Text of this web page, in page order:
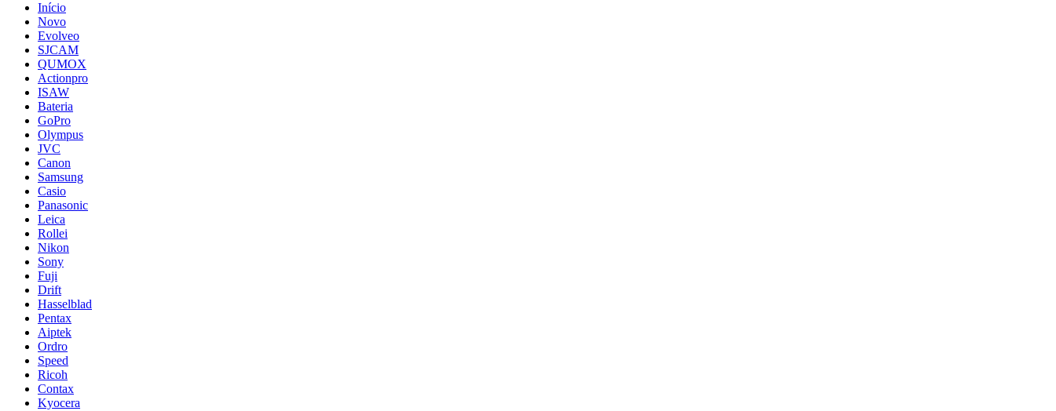
Início
Novo
Evolveo
SJCAM
QUMOX
Actionpro
ISAW
Bateria
GoPro
Olympus
JVC
Canon
Samsung
Casio
Panasonic
Leica
Rollei
Nikon
Sony
Fuji
Drift
Hasselblad
Pentax
Aiptek
Ordro
Speed
Ricoh
Contax
Kyocera